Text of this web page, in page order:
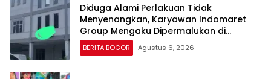
Diduga Alami Perlakuan Tidak
Menyenangkan, Karyawan Indomaret
Group Mengaku Dipermalukan di
Hadapan Rekan Kerja
BERITA BOGOR Agustus 6, 2026